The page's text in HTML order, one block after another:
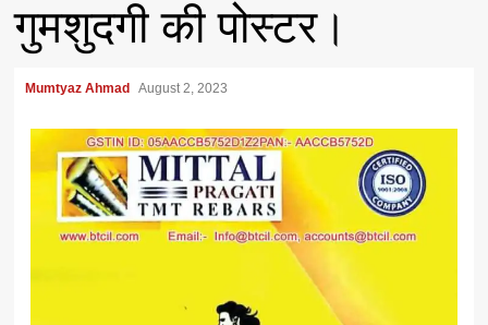
गुमशुदगी की पोस्टर।
Mumtyaz Ahmad August 2, 2023